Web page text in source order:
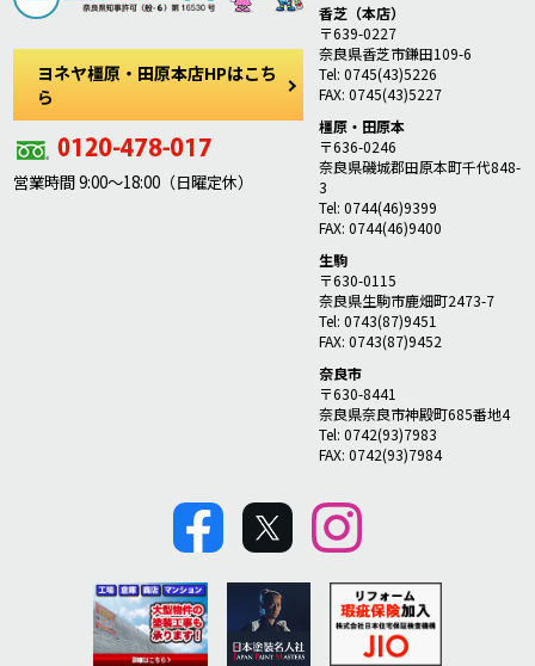
ヨネヤ橿原・田原本店HPはこち
ら
営業時間 9:00～18:00（日曜定休）
香芝（本店）
〒639-0227
奈良県香芝市鎌田109-6
Tel: 0745(43)5226
FAX: 0745(43)5227
橿原・田原本
〒636-0246
奈良県磯城郡田原本町千代848-
3
Tel: 0744(46)9399
FAX: 0744(46)9400
生駒
〒630-0115
奈良県生駒市鹿畑町2473-7
Tel: 0743(87)9451
FAX: 0743(87)9452
奈良市
〒630-8441
奈良県奈良市神殿町685番地4
Tel: 0742(93)7983
FAX: 0742(93)7984